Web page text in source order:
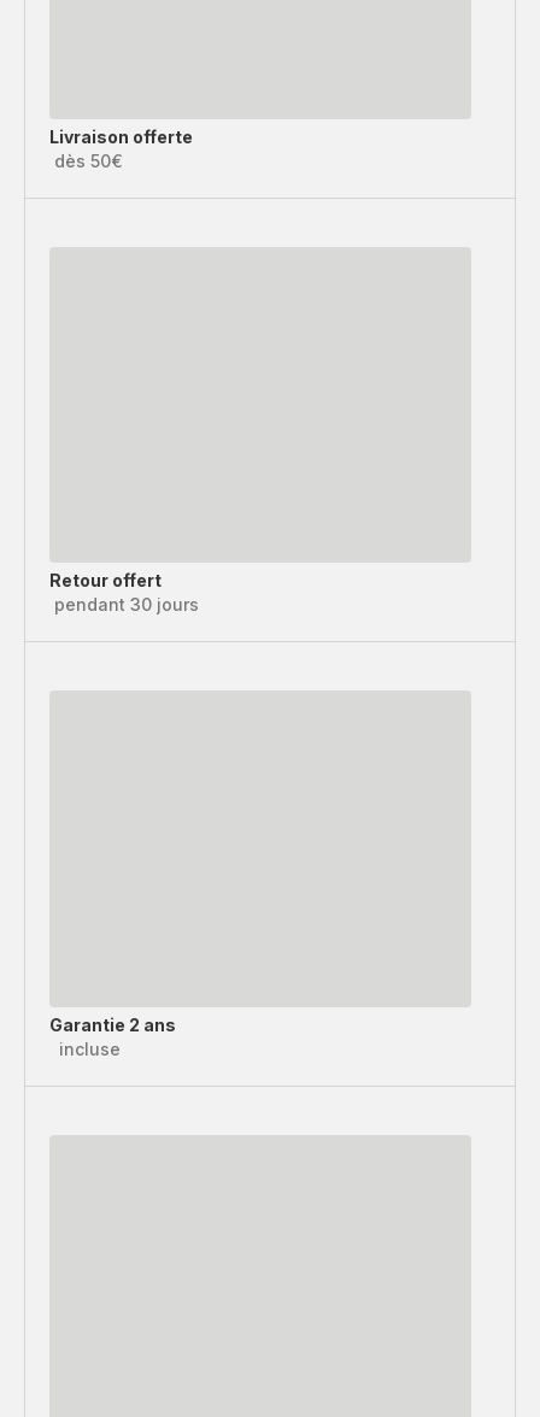
Livraison offerte
dès 50€
Retour offert
pendant 30 jours
Garantie 2 ans
incluse